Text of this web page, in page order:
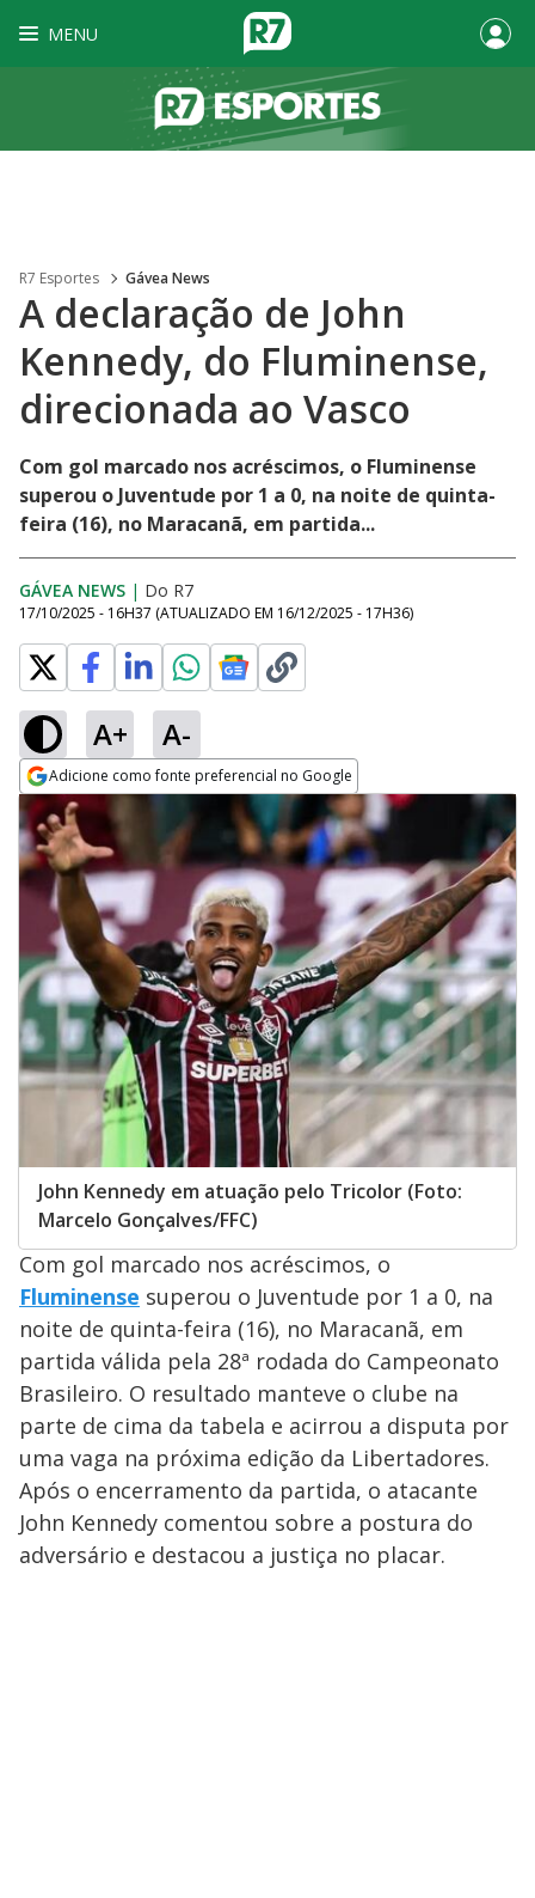
MENU
R7 Esportes Gávea News
A declaração de John
Kennedy, do Fluminense,
direcionada ao Vasco
Com gol marcado nos acréscimos, o Fluminense
superou o Juventude por 1 a 0, na noite de quinta-
feira (16), no Maracanã, em partida...
GÁVEA NEWS | Do R7
17/10/2025 - 16H37 (ATUALIZADO EM 16/12/2025 - 17H36)
A+ A-
Adicione como fonte preferencial no Google
Opens in new window
John Kennedy em atuação pelo Tricolor (Foto:
Marcelo Gonçalves/FFC)
Com gol marcado nos acréscimos, o
Fluminense superou o Juventude por 1 a 0, na
noite de quinta-feira (16), no Maracanã, em
partida válida pela 28ª rodada do Campeonato
Brasileiro. O resultado manteve o clube na
parte de cima da tabela e acirrou a disputa por
uma vaga na próxima edição da Libertadores.
Após o encerramento da partida, o atacante
John Kennedy comentou sobre a postura do
adversário e destacou a justiça no placar.